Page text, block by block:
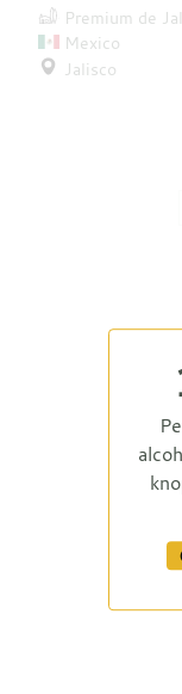
Premium de
Mexico
Jalisco